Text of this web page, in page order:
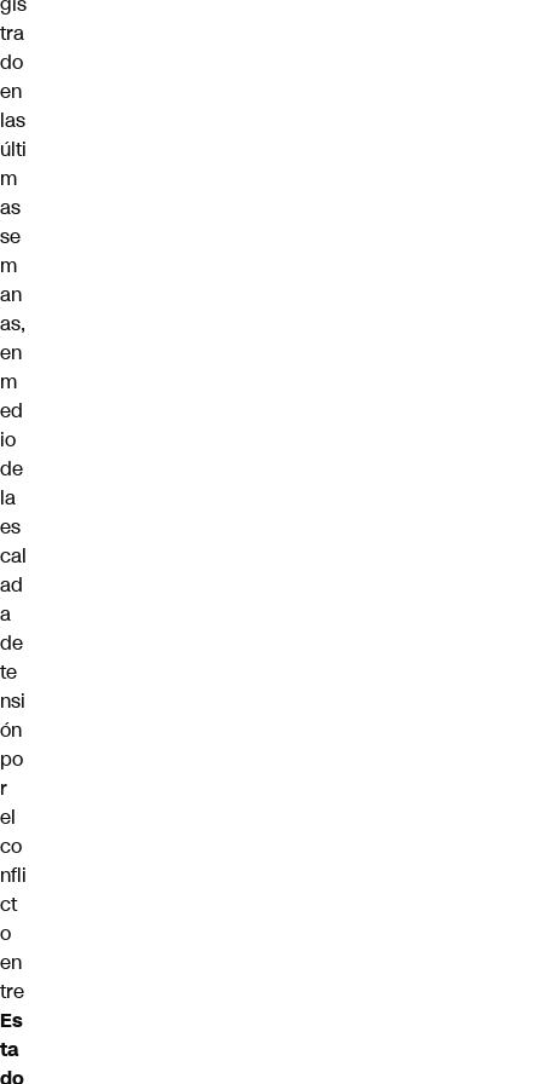
tra
do
en
las
últi
m
as
se
m
an
as,
en
m
ed
io
de
la
es
cal
ad
a
de
te
nsi
ón
po
r
el
co
nfli
ct
o
en
tre
Es
ta
do